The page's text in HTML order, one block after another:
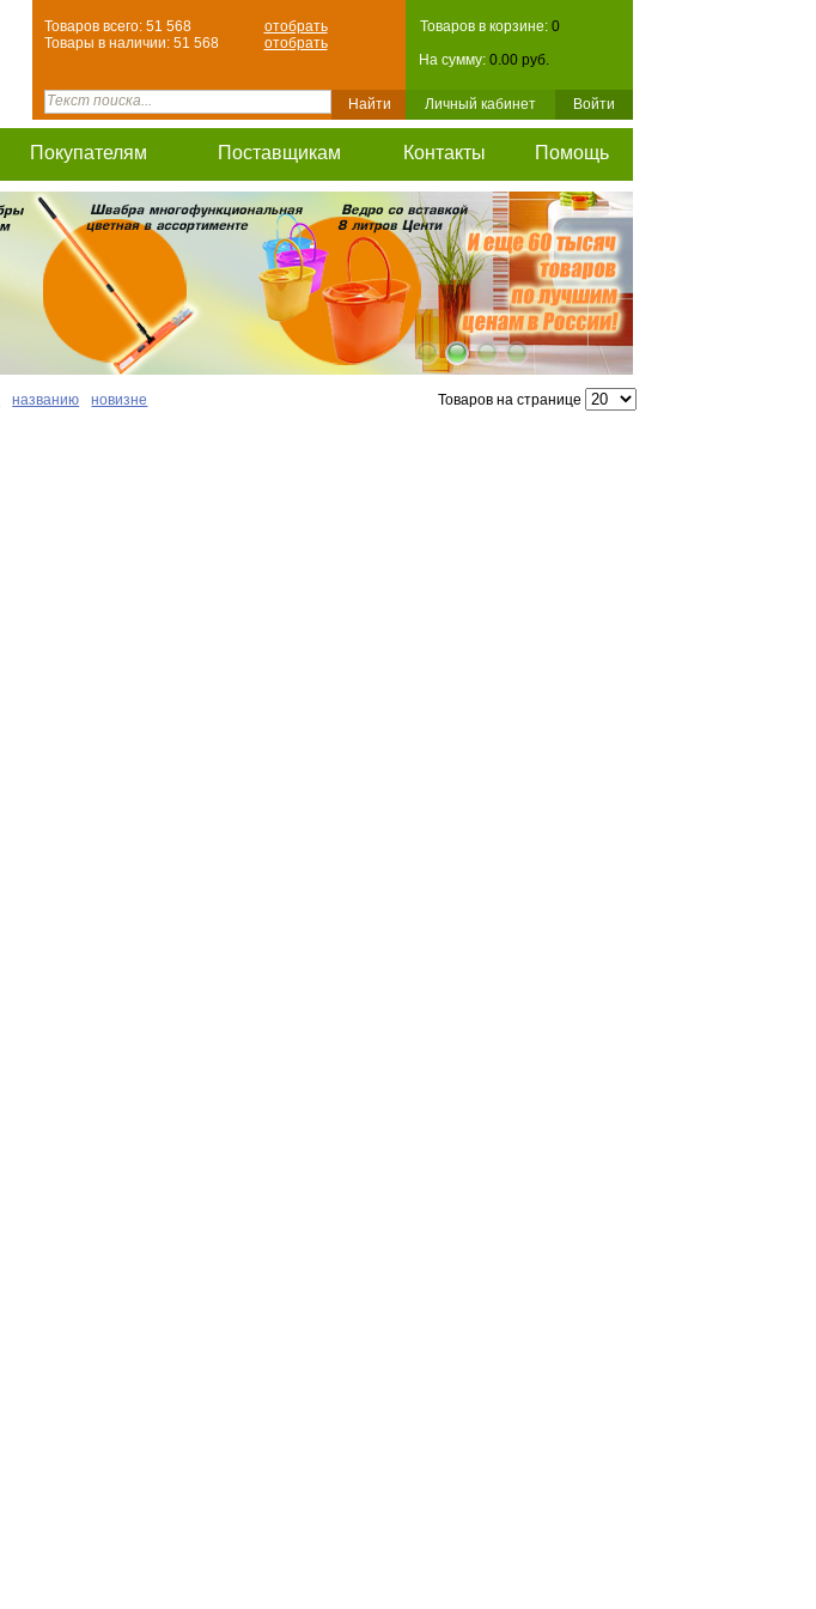
Товаров в корзине: 0
На сумму: 0.00 руб.
Личный кабинет Войти
Товаров всего: 51 568
отобрать
Товары в наличии: 51 568
отобрать
Покупателям Поставщикам Контакты Помощь
названию новизне Товаров на странице